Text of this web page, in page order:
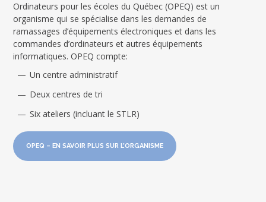
Ordinateurs pour les écoles du Québec (OPEQ) est un
organisme qui se spécialise dans les demandes de
ramassages d’équipements électroniques et dans les
commandes d’ordinateurs et autres équipements
informatiques. OPEQ compte:
Un centre administratif
Deux centres de tri
Six ateliers (incluant le STLR)
OPEQ – EN SAVOIR PLUS SUR L’ORGANISME